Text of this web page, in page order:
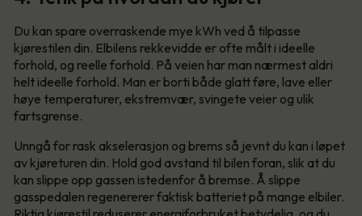
Du kan spare overraskende mye kWh ved å tilpasse
kjørestilen din. Elbilens rekkevidde er ofte målt i ideelle
forhold, og reelle forhold. På veien har man nærmest aldri
helt ideelle forhold. Man er borti både glatt føre, lave eller
høye temperaturer, ekstremvær, svingete veier og ulik
fartsgrense.
Unngå for rask akselerasjon og brems så jevnt du kan i løpet
av kjøreturen din. Hold god avstand til bilen foran, slik at du
kan slippe opp gassen istedenfor å bremse. Å slippe
gasspedalen regenererer faktisk batteriet på mange elbiler.